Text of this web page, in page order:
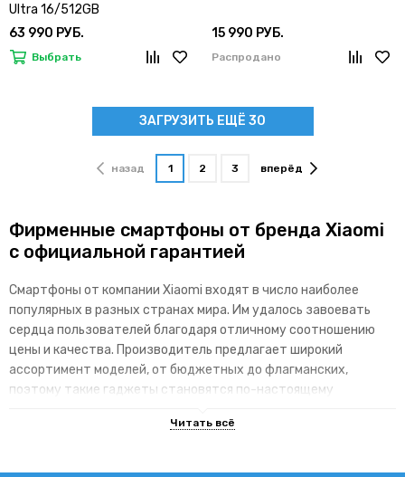
Ultra 16/512GB
63 990 РУБ.
Выбрать
15 990 РУБ.
Распродано
ЗАГРУЗИТЬ ЕЩЁ 30
назад 1 2 3 вперёд
Фирменные смартфоны от бренда Xiaomi
с официальной гарантией
Смартфоны от компании Xiaomi входят в число наиболее
популярных в разных странах мира. Им удалось завоевать
сердца пользователей благодаря отличному соотношению
цены и качества. Производитель предлагает широкий
ассортимент моделей, от бюджетных до флагманских,
поэтому такие гаджеты становятся по-настоящему
линейки гаджетов